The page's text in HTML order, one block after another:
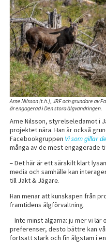
Arne Nilsson (t.h.), JRF och grundare av
är engagerad i Den stora älgvandringen.
Arne Nilsson, styrelseledamot i
projektet nära. Han är också
Facebookgruppen Vi som gillar
många av de mest engagerade
– Det här är ett särskilt klart
media och samhälle kan
till Jakt & Jägare.
Han menar att kunskapen från
framtidens älgförvaltning.
– Inte minst älgarna: ju mer vi lär
preferenser, desto bättre kan
fortsatt stark och fin älgstam i